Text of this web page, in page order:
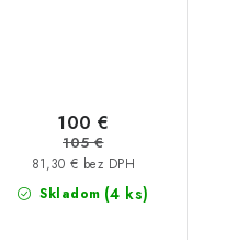
Skladom (4 ks)
81,30 € bez DPH
100 €
105 €